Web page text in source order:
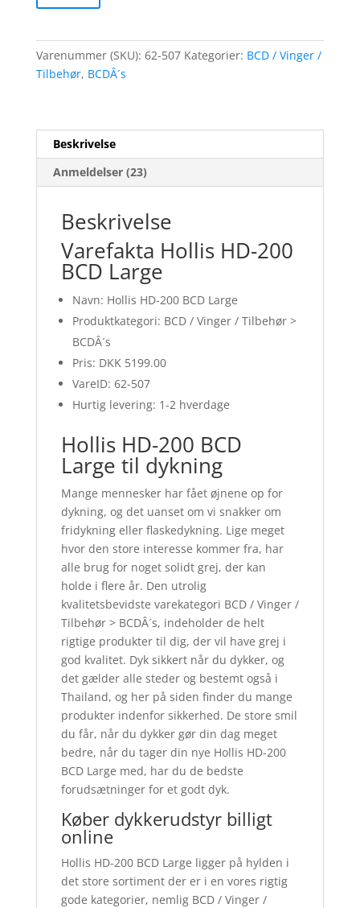
Varenummer (SKU): 62-507 Kategorier: BCD / Vinger /
Tilbehør, BCDÂ´s
Beskrivelse
Anmeldelser (23)
Beskrivelse
Varefakta Hollis HD-200
BCD Large
Navn: Hollis HD-200 BCD Large
Produktkategori: BCD / Vinger / Tilbehør >
BCDÂ´s
Pris: DKK 5199.00
VareID: 62-507
Hurtig levering: 1-2 hverdage
Hollis HD-200 BCD
Large til dykning
Mange mennesker har fået øjnene op for
dykning, og det uanset om vi snakker om
fridykning eller flaskedykning. Lige meget
hvor den store interesse kommer fra, har
alle brug for noget solidt grej, der kan
holde i flere år. Den utrolig
kvalitetsbevidste varekategori BCD / Vinger /
Tilbehør > BCDÂ´s, indeholder de helt
rigtige produkter til dig, der vil have grej i
god kvalitet. Dyk sikkert når du dykker, og
det gælder alle steder og bestemt også i
Thailand, og her på siden finder du mange
produkter indenfor sikkerhed. De store smil
du får, når du dykker gør din dag meget
bedre, når du tager din nye Hollis HD-200
BCD Large med, har du de bedste
forudsætninger for et godt dyk.
Køber dykkerudstyr billigt
online
Hollis HD-200 BCD Large ligger på hylden i
det store sortiment der er i en vores rigtig
gode kategorier, nemlig BCD / Vinger /